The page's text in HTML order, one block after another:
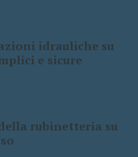
idrauliche su
e sicure
rubinetteria su